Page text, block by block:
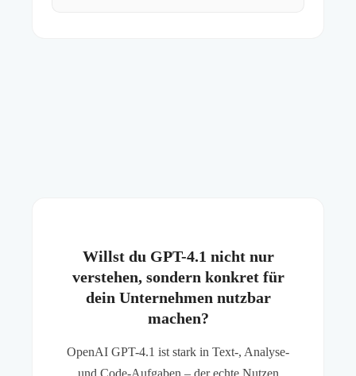
Willst du GPT-4.1 nicht nur
verstehen, sondern konkret für
dein Unternehmen nutzbar
machen?
OpenAI GPT-4.1 ist stark in Text-, Analyse-